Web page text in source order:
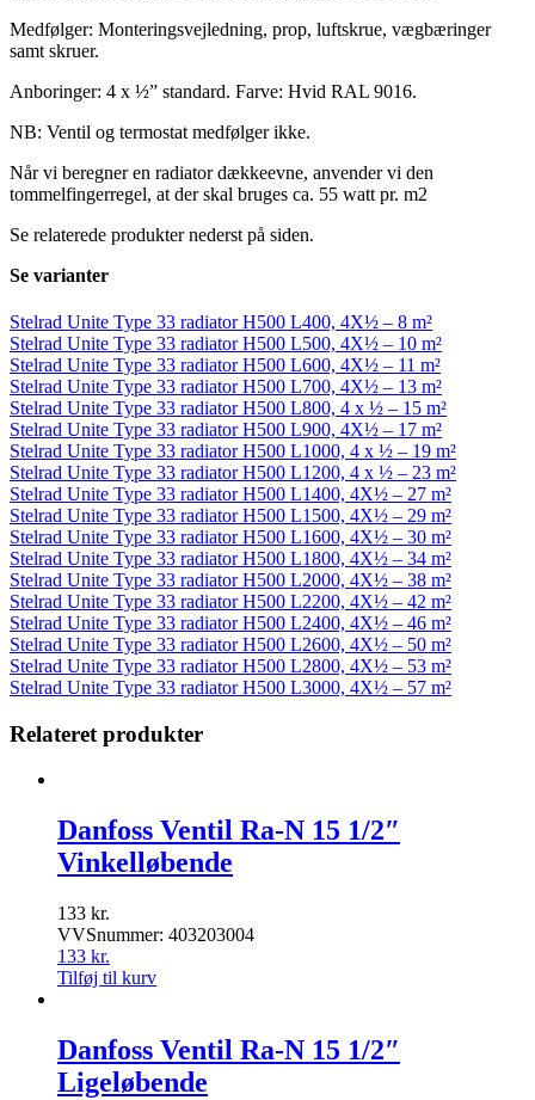
Medfølger: Monteringsvejledning, prop, luftskrue, vægbæringer
samt skruer.
Anboringer: 4 x ½” standard. Farve: Hvid RAL 9016.
NB: Ventil og termostat medfølger ikke.
Når vi beregner en radiator dækkeevne, anvender vi den
tommelfingerregel, at der skal bruges ca. 55 watt pr. m2
Se relaterede produkter nederst på siden.
Se varianter
Stelrad Unite Type 33 radiator H500 L400, 4X½ – 8 m²
Stelrad Unite Type 33 radiator H500 L500, 4X½ – 10 m²
Stelrad Unite Type 33 radiator H500 L600, 4X½ – 11 m²
Stelrad Unite Type 33 radiator H500 L700, 4X½ – 13 m²
Stelrad Unite Type 33 radiator H500 L800, 4 x ½ – 15 m²
Stelrad Unite Type 33 radiator H500 L900, 4X½ – 17 m²
Stelrad Unite Type 33 radiator H500 L1000, 4 x ½ – 19 m²
Stelrad Unite Type 33 radiator H500 L1200, 4 x ½ – 23 m²
Stelrad Unite Type 33 radiator H500 L1400, 4X½ – 27 m²
Stelrad Unite Type 33 radiator H500 L1500, 4X½ – 29 m²
Stelrad Unite Type 33 radiator H500 L1600, 4X½ – 30 m²
Stelrad Unite Type 33 radiator H500 L1800, 4X½ – 34 m²
Stelrad Unite Type 33 radiator H500 L2000, 4X½ – 38 m²
Stelrad Unite Type 33 radiator H500 L2200, 4X½ – 42 m²
Stelrad Unite Type 33 radiator H500 L2400, 4X½ – 46 m²
Stelrad Unite Type 33 radiator H500 L2600, 4X½ – 50 m²
Stelrad Unite Type 33 radiator H500 L2800, 4X½ – 53 m²
Stelrad Unite Type 33 radiator H500 L3000, 4X½ – 57 m²
Relateret produkter
Danfoss Ventil Ra-N 15 1/2″
Vinkelløbende
133 kr.
VVSnummer: 403203004
133 kr.
Tilføj til kurv
Danfoss Ventil Ra-N 15 1/2″
Ligeløbende